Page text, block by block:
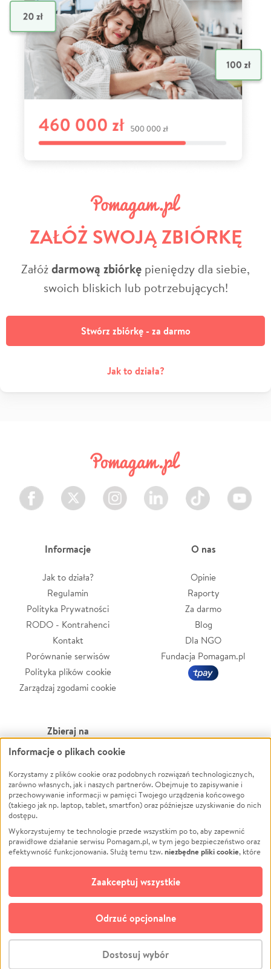
ZAŁÓŻ SWOJĄ ZBIÓRKĘ
Załóżdarmową zbiórkę pieniędzy dla siebie,
swoich bliskich lub potrzebujących!
Stwórz zbiórkę - za darmo
Jak to działa?
Facebook Twitter Instagram LinkedIn TikTok Youtube
Informacje
Jak to działa?
Regulamin
Polityka Prywatności
RODO - Kontrahenci
Kontakt
Porównanie serwisów
Polityka plików cookie
Zarządzaj zgodami cookie
O nas
Opinie
Raporty
Za darmo
Blog
Dla NGO
Fundacja Pomagam.pl
Zbieraj na
Leczenie
Zwierzęta
Pożar
Ukraina
Pomoc Finansowa
Projekty
Pogrzeb
Społeczność lokalna
Kultura
Powódź
Wichura
NGO
Edukacja
Podróż
Impreza
Ochrona środowiska
Biznes
© CROWDING SP. Z O.O.
Informacje o plikach cookie
Korzystamy z plików cookie oraz podobnych rozwiązań technologicznych,
zarówno własnych, jak i naszych partnerów. Obejmuje to zapisywanie i
przechowywanie informacji w pamięci Twojego urządzenia końcowego
(takiego jak np. laptop, tablet, smartfon) oraz późniejsze uzyskiwanie do nich
dostępu.
Wykorzystujemy te technologie przede wszystkim po to, aby zapewnić
prawidłowe działanie serwisu Pomagam.pl, w tym jego bezpieczeństwo oraz
efektywność funkcjonowania. Służą temu tzw.niezbędne pliki cookie, które
opcjonalnych plików cookie
technologii do celów analitycznych i retargetingowych. Możesz wyrazić
zgodę na ich stosowanie lub jej odmówić. W dowolnym momencie masz
możliwość zmiany swoich preferencji na stronie „Zarządzaj zgodami cookie”,
do której link znajdziesz w stopce serwisu Pomagam.pl. Opcjonalne pliki
cookie wykorzystywane są w następujących celach:
działanie serwisu Pomagam.pl. Dzięki nim możemy zrozumieć, jak
użytkownicy korzystają z naszego serwisu – skąd trafiają do serwisu, jak
Dostosuj wybór
Odrzuć opcjonalne
Zaakceptuj wszystkie